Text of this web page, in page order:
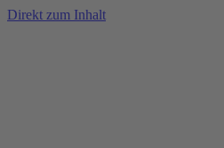
Direkt zum Inhalt